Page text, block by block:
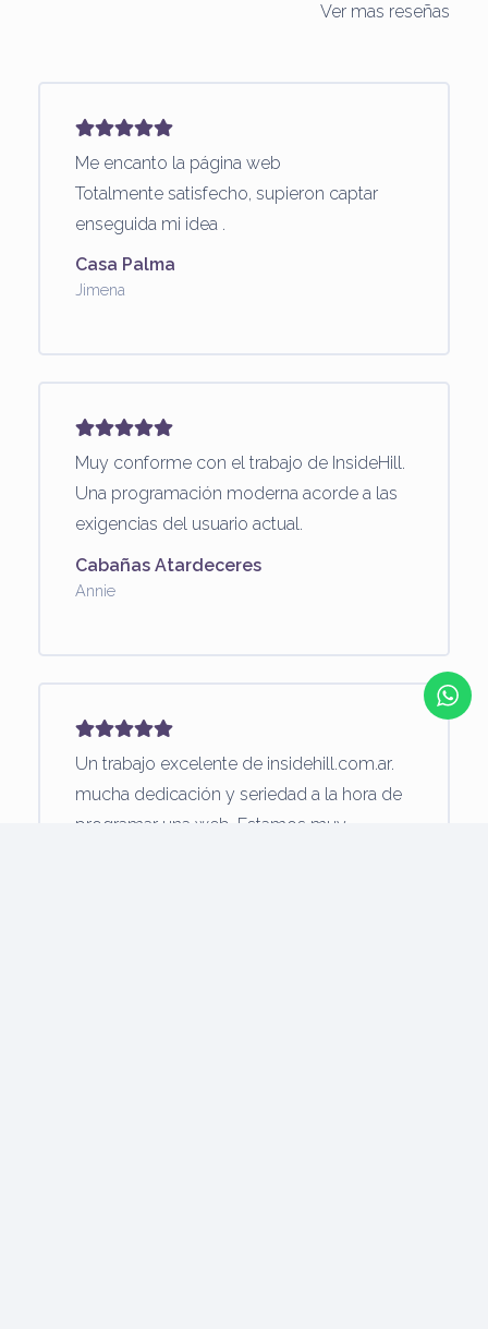
Ver mas reseñas
Me encanto la página web
Totalmente satisfecho, supieron captar
enseguida mi idea .
Casa Palma
Jimena
Muy conforme con el trabajo de InsideHill.
Una programación moderna acorde a las
exigencias del usuario actual.
Cabañas Atardeceres
Annie
Un trabajo excelente de insidehill.com.ar.
mucha dedicación y seriedad a la hora de
programar una web. Estamos muy